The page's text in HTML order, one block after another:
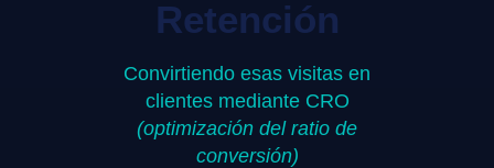
Retención
Convirtiendo esas visitas en
clientes mediante CRO
(optimización del ratio de
conversión)